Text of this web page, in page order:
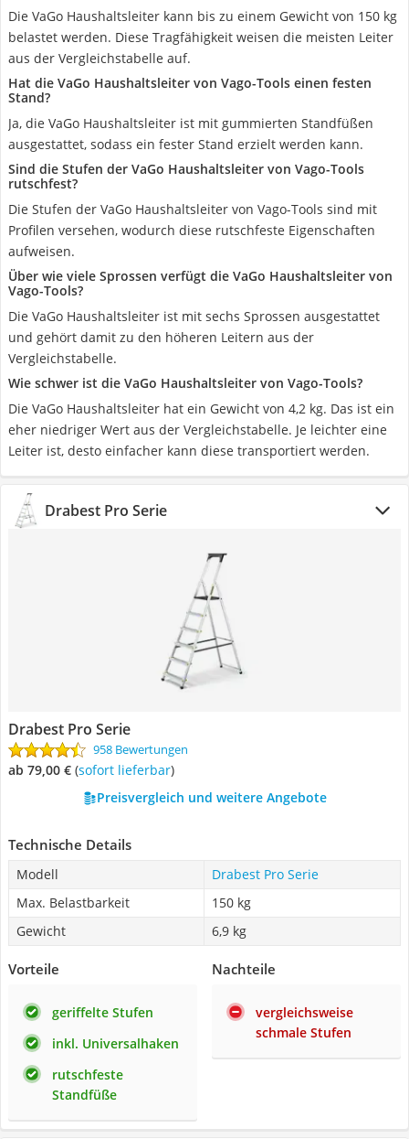
Die VaGo Haushaltsleiter kann bis zu einem Gewicht von 150 kg
belastet werden. Diese Tragfähigkeit weisen die meisten Leiter
aus der Vergleichstabelle auf.
Hat die VaGo Haushaltsleiter von Vago-Tools einen festen
Stand?
Ja, die VaGo Haushaltsleiter ist mit gummierten Standfüßen
ausgestattet, sodass ein fester Stand erzielt werden kann.
Sind die Stufen der VaGo Haushaltsleiter von Vago-Tools
rutschfest?
Die Stufen der VaGo Haushaltsleiter von Vago-Tools sind mit
Profilen versehen, wodurch diese rutschfeste Eigenschaften
aufweisen.
Über wie viele Sprossen verfügt die VaGo Haushaltsleiter von
Vago-Tools?
Die VaGo Haushaltsleiter ist mit sechs Sprossen ausgestattet
und gehört damit zu den höheren Leitern aus der
Vergleichstabelle.
Wie schwer ist die VaGo Haushaltsleiter von Vago-Tools?
Die VaGo Haushaltsleiter hat ein Gewicht von 4,2 kg. Das ist ein
eher niedriger Wert aus der Vergleichstabelle. Je leichter eine
Leiter ist, desto einfacher kann diese transportiert werden.
Drabest Pro Serie
Drabest Pro Serie
958 Bewertungen
ab 79,00 € ( Sofort lieferbar)
Preisvergleich und weitere Angebote
Technische Details
Modell
Drabest Pro Serie
Max. Belastbarkeit
150 kg
Gewicht
6,9 kg
Vorteile
geriffelte Stufen
inkl. Universalhaken
rutschfeste
Standfüße
Nachteile
vergleichsweise
schmale Stufen